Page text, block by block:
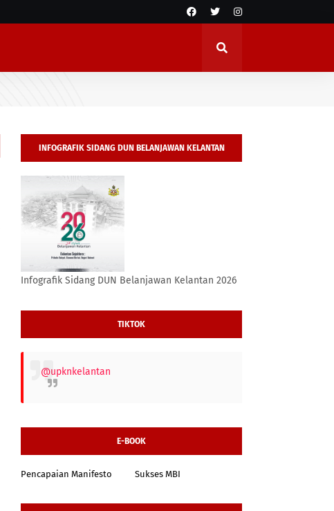
INFOGRAFIK SIDANG DUN BELANJAWAN KELANTAN
2026
Infografik Sidang DUN Belanjawan Kelantan 2026
TIKTOK
@upknkelantan
E-BOOK
Pencapaian Manifesto Sukses MBI